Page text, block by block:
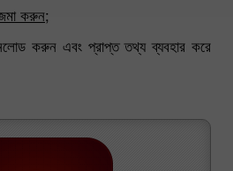
করুন;
করুন এবং প্রাপ্ত তথ্য ব্যবহার করে